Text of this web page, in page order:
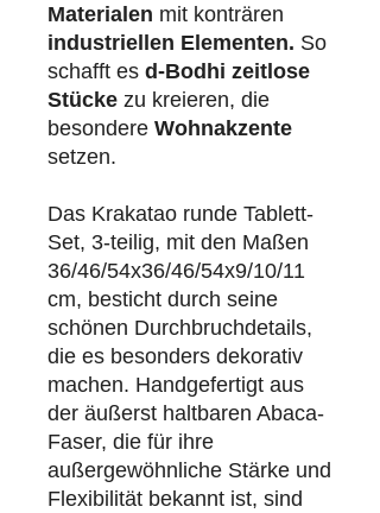
Materialen mit konträren
industriellen Elementen. So
schafft es d-Bodhi zeitlose
Stücke zu kreieren, die
besondere Wohnakzente
setzen.
Das Krakatao runde Tablett-
Set, 3-teilig, mit den Maßen
36/46/54x36/46/54x9/10/11
cm, besticht durch seine
schönen Durchbruchdetails,
die es besonders dekorativ
machen. Handgefertigt aus
der äußerst haltbaren Abaca-
Faser, die für ihre
außergewöhnliche Stärke und
Flexibilität bekannt ist, sind